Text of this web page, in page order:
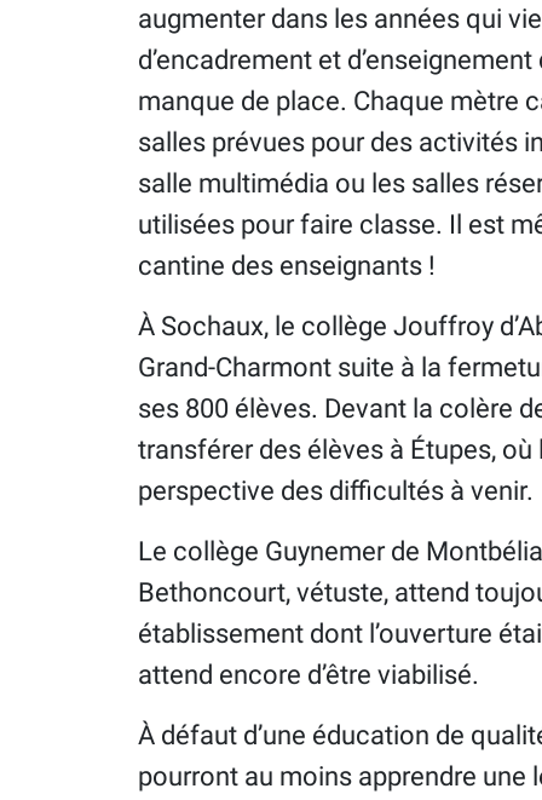
augmenter dans les années qui
d’encadrement et
manque de place. Chaque mètre
salles prévues pour des activités
salle multimédia ou les salles
utilisées pour faire classe. Il est
cantine des enseignants !
À Sochaux, le collège Jouffroy
Grand-Charmont suite à la
ses 800 élèves. Devant la colère
transférer des élèves à Étupes,
perspective des difficultés à venir.
Le collège Guynemer de
Bethoncourt, vétuste, attend
établissement dont l’ouverture
attend encore d’être viabilisé.
À défaut d’une éducation de
pourront au moins apprendre une